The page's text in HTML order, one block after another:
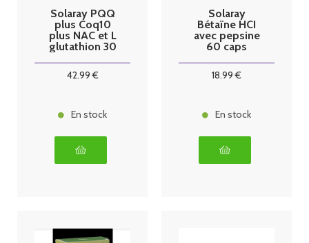
Solaray PQQ
plus Coq10
plus NAC et L
glutathion 30
42.99€
En stock
Solaray
Bétaïne HCI
avec pepsine
60 caps
18.99 €
En stock